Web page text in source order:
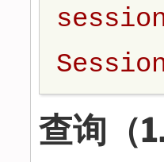
查询（